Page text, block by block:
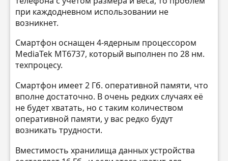
при каждодневном использовании не
возникнет.
Смартфон оснащен 4-ядерным процессором
MediaTek MT6737, который выполнен по 28 нм.
техпроцесу.
Смартфон имеет 2 Гб. оперативной памяти, что
вполне достаточно. В очень редких случаях её
не будет хватать, но с таким количеством
оперативной памяти, у вас редко будут
возникать трудности.
Вместимость хранилища данных устройства